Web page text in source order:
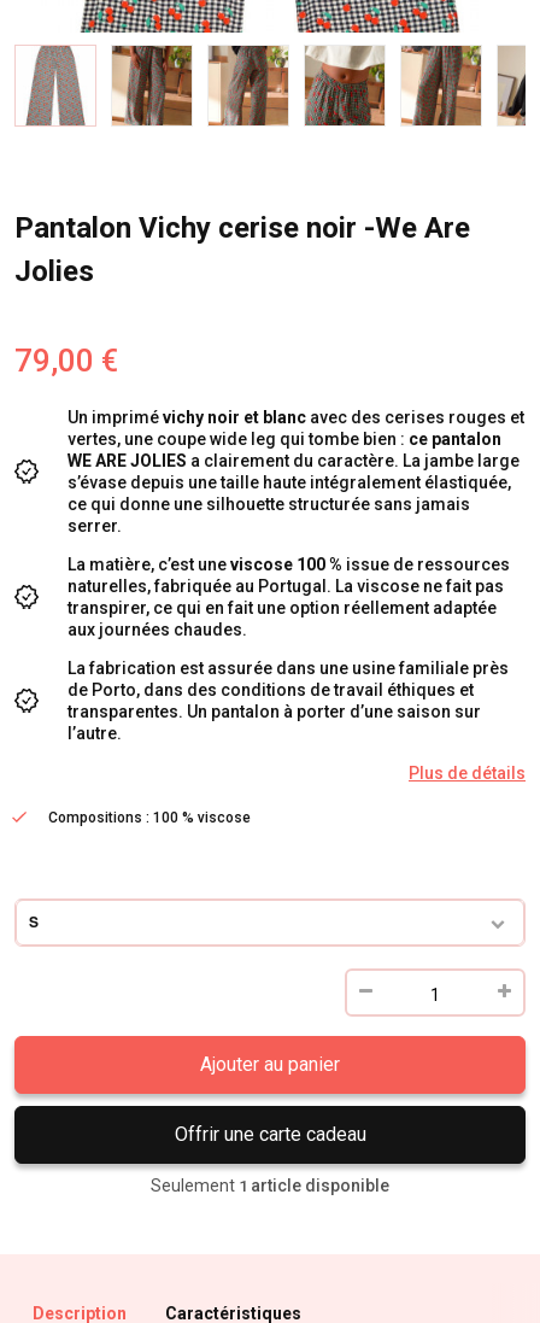
Pantalon Vichy cerise noir -We Are
Jolies
79,00 €
Un imprimévichy noir et blanc avec des cerises rouges et
vertes, une coupe wide leg qui tombe bien : ce pantalon
WE ARE JOLIES a clairement du caractère. La jambe large
s’évase depuis une taille haute intégralement élastiquée,
ce qui donne une silhouette structurée sans jamais
serrer.
La matière, c’est uneviscose 100 % issue de ressources
naturelles, fabriquée au Portugal. La viscose ne fait pas
transpirer, ce qui en fait une option réellement adaptée
aux journées chaudes.
La fabrication est assurée dans une usine familiale près
de Porto, dans des conditions de travail éthiques et
transparentes. Un pantalon à porter d’une saison sur
l’autre.
Plus de détails
Compositions : 100 % viscose
Ajouter au panier
Offrir une carte cadeau
Seulement 1 article disponible
Description Caractéristiques